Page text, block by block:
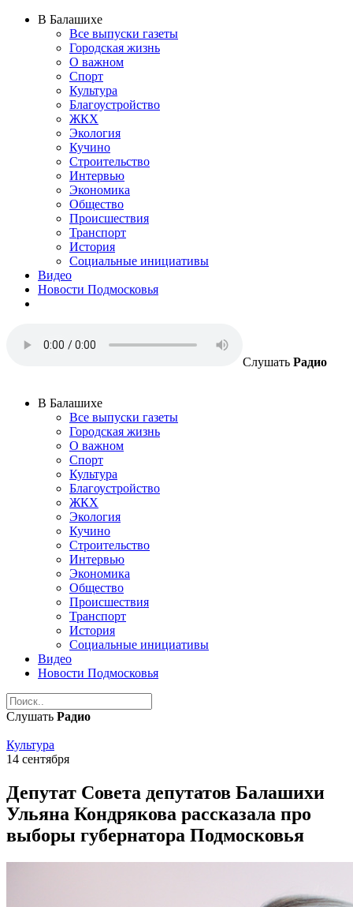
В Балашихе
Все выпуски газеты
Городская жизнь
О важном
Спорт
Культура
Благоустройство
ЖКХ
Экология
Кучино
Строительство
Интервью
Экономика
Общество
Происшествия
Транспорт
История
Социальные инициативы
Видео
Новости Подмосковья
Слушать Радио
В Балашихе
Все выпуски газеты
Городская жизнь
О важном
Спорт
Культура
Благоустройство
ЖКХ
Экология
Кучино
Строительство
Интервью
Экономика
Общество
Происшествия
Транспорт
История
Социальные инициативы
Видео
Новости Подмосковья
Слушать Радио
Культура
14 сентября
Депутат Совета депутатов Балашихи
Ульяна Кондрякова рассказала про
выборы губернатора Подмосковья